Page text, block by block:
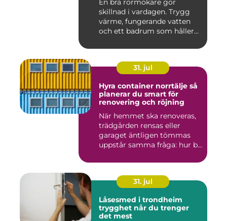
skillnad i vardagen. Trygg
värme, fungerande vatten
och ett badrum som håller
31. jul
Hyra container norrtälje så
planerar du smart för
renovering och röjning
När hemmet ska renoveras,
trädgården rensas eller
garaget äntligen tömmas
uppstår samma fråga: hur b...
31. jul
Låsesmed i trondheim
trygghet når du trenger
det mest